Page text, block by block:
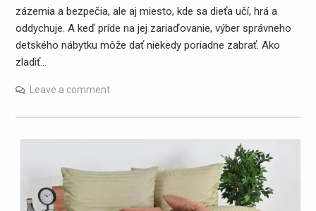
zázemia a bezpečia, ale aj miesto, kde sa dieťa učí, hrá a
oddychuje. A keď príde na jej zariaďovanie, výber správneho
detského nábytku môže dať niekedy poriadne zabrať. Ako
zladiť…
Leave a comment